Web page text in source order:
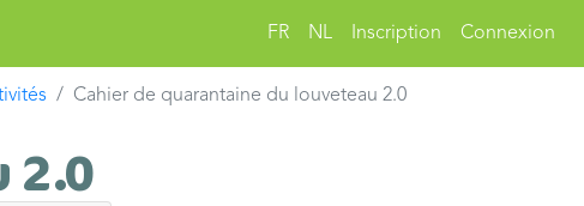
FR NL Inscription Connexion
Cahier de quarantaine du louveteau 2.0
2.0